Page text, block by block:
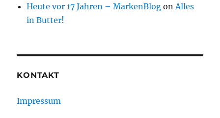
Heute vor 17 Jahren – MarkenBlog onAlles
in Butter!
KONTAKT
Impressum